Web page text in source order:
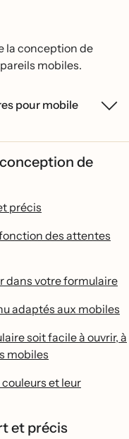
la conception de
mobiles.
pour mobile
de
précis
des attentes
dans votre formulaire
adaptés aux mobiles
soit facile à ouvrir, à
mobiles
et leur
et précis